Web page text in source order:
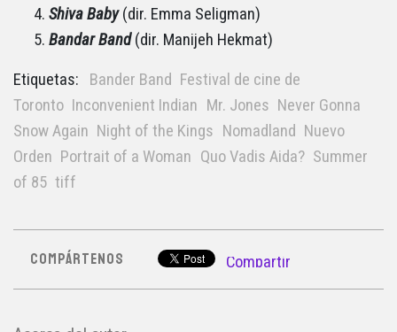
Shiva Baby(dir. Emma Seligman)
Bandar Band(dir. Manijeh Hekmat)
Etiquetas: Bander Band Festival de cine de
Toronto Inconvenient Indian Mr. Jones Never Gonna
Snow Again Night of the Kings Nomadland Nuevo
Orden Portrait of a Woman Quo Vadis Aida? Summer
of 85 tiff
COMPÁRTENOS Compartir